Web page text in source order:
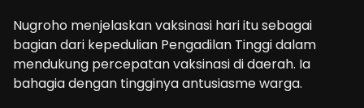
Nugroho menjelaskan vaksinasi hari itu sebagai
bagian dari kepedulian Pengadilan Tinggi dalam
mendukung percepatan vaksinasi di daerah. Ia
bahagia dengan tingginya antusiasme warga.